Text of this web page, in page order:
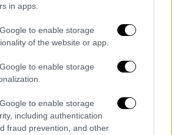
in apps.
to enable storage
of the website or app.
to enable storage
to enable storage
including authentication
fraud prevention, and other
για ασθενείς με
επιβραδύνει την
λειτουργιών